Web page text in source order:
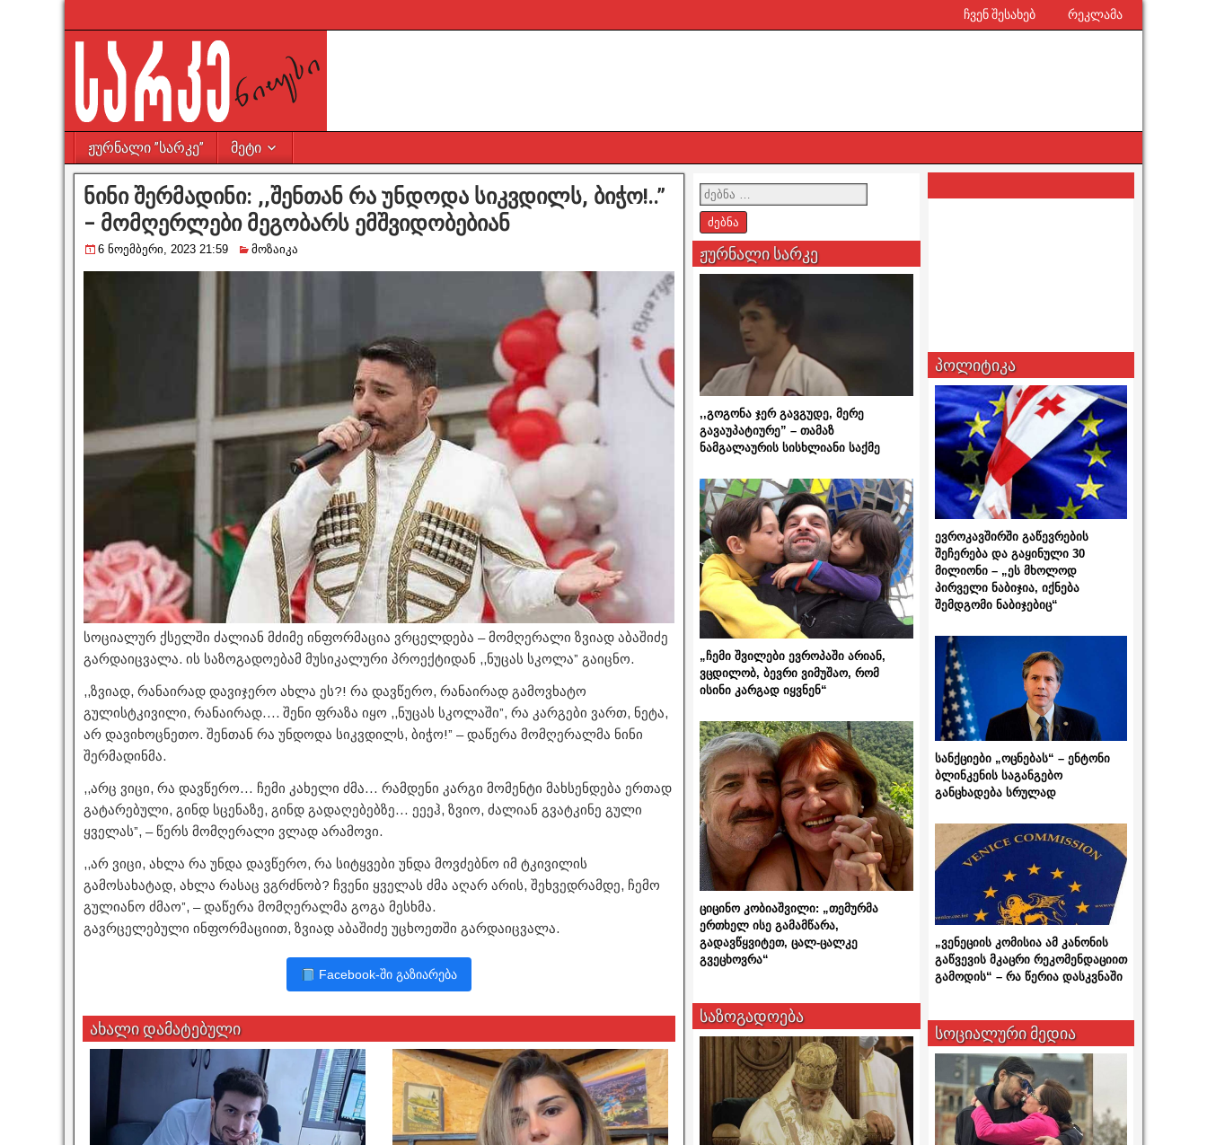
ჩვენ შესახებ რეკლამა
ჟურნალი ”სარკე” მეტი
ნინი შერმადინი: ,,შენთან რა უნდოდა სიკვდილს, ბიჭო!..”
– მომღერლები მეგობარს ემშვიდობებიან
6 ნოემბერი, 2023 21:59 მოზაიკა
სოციალურ ქსელში ძალიან მძიმე ინფორმაცია ვრცელდება – მომღერალი ზვიად აბაშიძე
გარდაიცვალა. ის საზოგადოებამ მუსიკალური პროექტიდან ,,ნუცას სკოლა” გაიცნო.
,,ზვიად, რანაირად დავიჯერო ახლა ეს?! რა დავწერო, რანაირად გამოვხატო
გულისტკივილი, რანაირად…. შენი ფრაზა იყო ,,ნუცას სკოლაში”, რა კარგები ვართ, ნეტა,
არ დავიხოცნეთო. შენთან რა უნდოდა სიკვდილს, ბიჭო!” – დაწერა მომღერალმა ნინი
შერმადინმა.
,,არც ვიცი, რა დავწერო… ჩემი კახელი ძმა… რამდენი კარგი მომენტი მახსენდება ერთად
გატარებული, გინდ სცენაზე, გინდ გადაღებებზე… ეეეჰ, ზვიო, ძალიან გვატკინე გული
ყველას”, – წერს მომღერალი ვლად არამოვი.
,,არ ვიცი, ახლა რა უნდა დავწერო, რა სიტყვები უნდა მოვძებნო იმ ტკივილის
გამოსახატად, ახლა რასაც ვგრძნობ? ჩვენი ყველას ძმა აღარ არის, შეხვედრამდე, ჩემო
გულიანო ძმაო”, – დაწერა მომღერალმა გოგა მესხმა.
გავრცელებული ინფორმაციით, ზვიად აბაშიძე უცხოეთში გარდაიცვალა.
Facebook-ში გაზიარება
ახალი დამატებული
ჟურნალი სარკე
,,გოგონა ჯერ გავგუდე, მერე
გავაუპატიურე” – თამაზ
ნამგალაურის სისხლიანი საქმე
„ჩემი შვილები ევროპაში არიან,
ვცდილობ, ბევრი ვიმუშაო, რომ
ისინი კარგად იყვნენ“
ციცინო კობიაშვილი: „თემურმა
ერთხელ ისე გამამწარა,
გადავწყვიტეთ, ცალ-ცალკე
გვეცხოვრა“
საზოგადოება
პოლიტიკა
ევროკავშირში გაწევრების
შეჩერება და გაყინული 30
მილიონი – „ეს მხოლოდ
პირველი ნაბიჯია, იქნება
შემდგომი ნაბიჯებიც“
სანქციები „ოცნებას“ – ენტონი
ბლინკენის საგანგებო
განცხადება სრულად
„ვენეციის კომისია ამ კანონის
გაწვევის მკაცრი რეკომენდაციით
გამოდის“ – რა წერია დასკვნაში
სოციალური მედია